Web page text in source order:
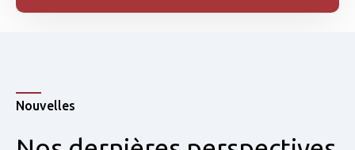
Nouvelles